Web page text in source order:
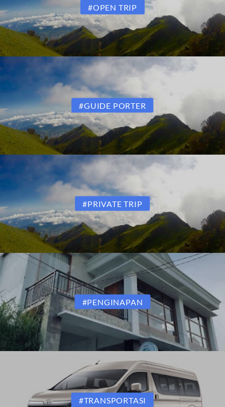
#OPEN TRIP
#GUIDE PORTER
#PRIVATE TRIP
#PENGINAPAN
#TRANSPORTASI